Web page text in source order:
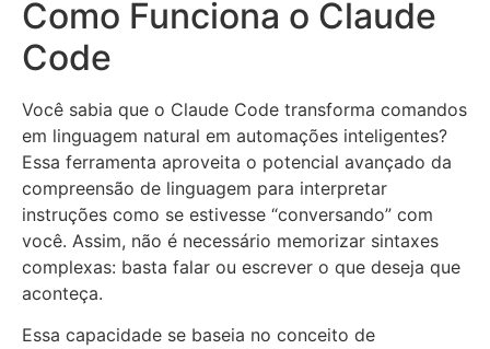
Como Funciona o Claude
Code
Você sabia que o Claude Code transforma comandos
em linguagem natural em automações inteligentes?
Essa ferramenta aproveita o potencial avançado da
compreensão de linguagem para interpretar
instruções como se estivesse “conversando” com
você. Assim, não é necessário memorizar sintaxes
complexas: basta falar ou escrever o que deseja que
aconteça.
Essa capacidade se baseia no conceito de